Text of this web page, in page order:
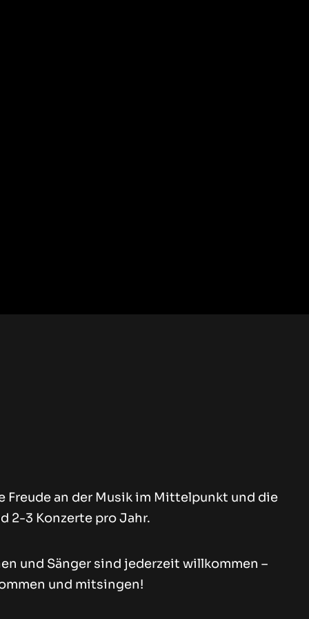
Freude an der Musik im Mittelpunkt und die
2-3 Konzerte pro Jahr.
und Sänger sind jederzeit willkommen –
und mitsingen!